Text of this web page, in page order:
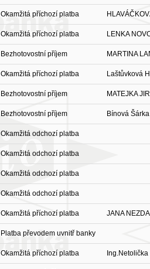
Okamžitá příchozí platba
Okamžitá příchozí platba LENKA
Bezhotovostní příjem MARTINA
Okamžitá příchozí platba Laštůvková
Bezhotovostní příjem MATEJKA
Bezhotovostní příjem Bínová Šárka
Okamžitá odchozí platba
Okamžitá odchozí platba
Okamžitá odchozí platba
Okamžitá odchozí platba
Okamžitá příchozí platba JANA
Platba převodem uvnitř banky
Okamžitá příchozí platba